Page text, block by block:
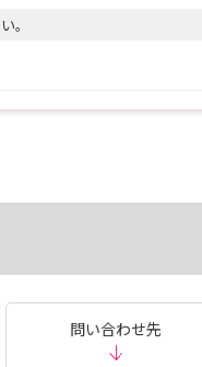
。
問い合わせ先